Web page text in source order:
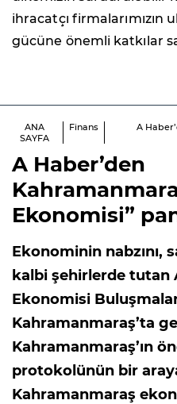
ihracatçı firmalarımızın
gücüne önemli katkılar
ANA
SAYFA
Finans
A
A Haber’den
Ekonomisi”
Ekonominin nabzını,
kalbi şehirlerde tutan
Ekonomisi
Kahramanmaraş’ta
Kahramanmaraş’ın
protokolünün bir
Kahramanmaraş